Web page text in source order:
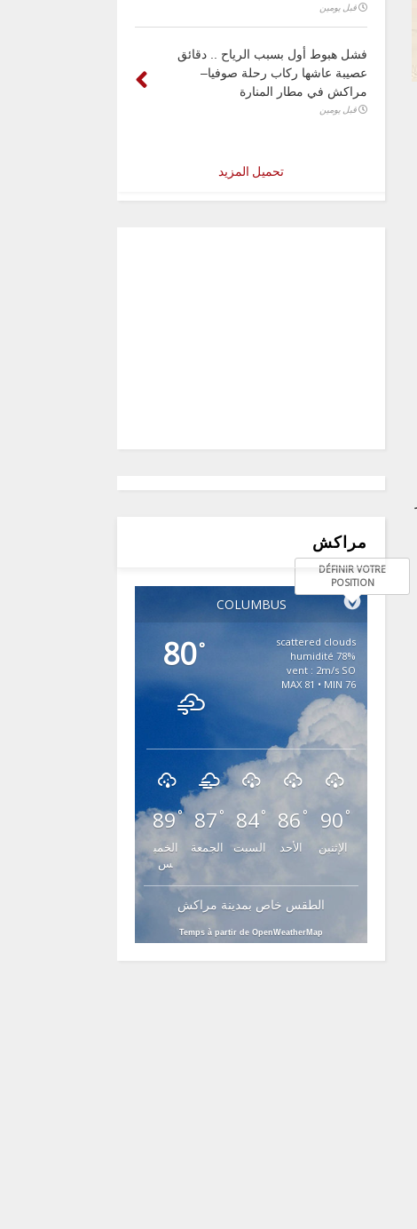
قبل يومين
فشل هبوط أول بسبب الرياح .. دقائق
عصيبة عاشها ركاب رحلة صوفيا–
مراكش في مطار المنارة
قبل يومين
تحميل المزيد
مراكش
COLUMBUS
DÉFINIR VOTRE
POSITION
80°
scattered clouds
78% humidité
vent : 2m/s SO
MAX 81 • MIN 76
89°
الخمي
س
87 °
الجمعة
84°
السبت
86 °
الأحد
90°
الإثنين
الطقس خاص بمدينة مراكش
Temps à partir de OpenWeatherMap